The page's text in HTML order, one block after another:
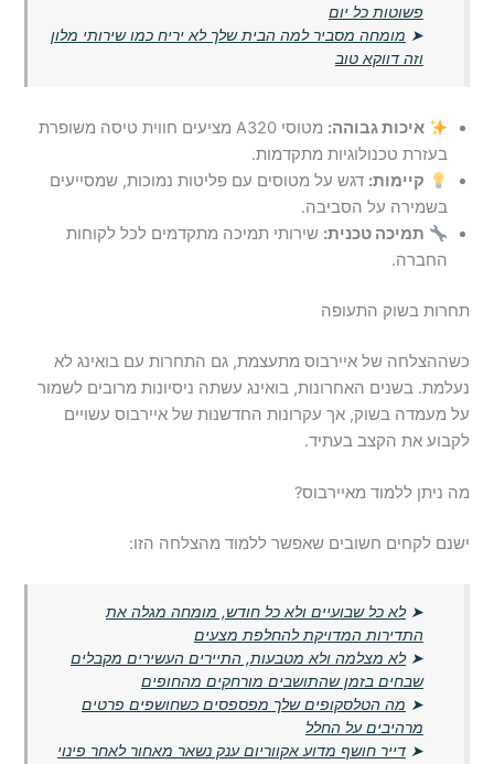
פשוטות כל יום
➤ מומחה מסביר למה הבית שלך לא יריח כמו שירותי מלון
וזה דווקא טוב
איכות גבוהה:
מטוסי A320 מציעים חווית טיסה משופרת
בעזרת טכנולוגיות מתקדמות.
קיימות: דגש על מטוסים עם פליטות נמוכות, שמסייעים
בשמירה על הסביבה.
תמיכה טכנית: שירותי תמיכה מתקדמים לכל לקוחות
החברה.
תחרות בשוק התעופה
כשההצלחה של איירבוס מתעצמת, גם התחרות עם בואינג לא
נעלמת. בשנים האחרונות, בואינג עשתה ניסיונות מרובים לשמור
על מעמדה בשוק, אך עקרונות החדשנות של איירבוס עשויים
לקבוע את הקצב בעתיד.
מה ניתן ללמוד מאיירבוס?
ישנם לקחים חשובים שאפשר ללמוד מהצלחה הזו:
➤לא כל שבועיים ולא כל חודש, מומחה מגלה את
התדירות המדויקת להחלפת מצעים
➤לא מצלמה ולא מטבעות, התיירים העשירים מקבלים
שבחים בזמן שהתושבים מורחקים מהחופים
➤ מה הטלסקופים שלך מפספסים כשחושפים פרטים
מרהיבים על החלל
➤דייר חושף מדוע אקווריום ענק נשאר מאחור לאחר פינוי